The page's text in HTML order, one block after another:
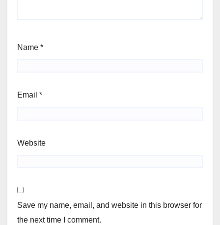
Name *
Email *
Website
Save my name, email, and website in this browser for
the next time I comment.